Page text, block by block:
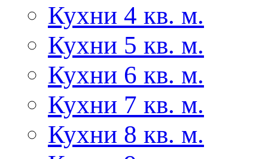
Кухни 4 кв. м.
Кухни 5 кв. м.
Кухни 6 кв. м.
Кухни 7 кв. м.
Кухни 8 кв. м.